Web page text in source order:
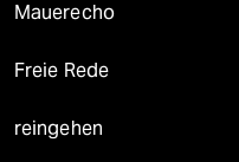
Mauerecho
Freie Rede
reingehen